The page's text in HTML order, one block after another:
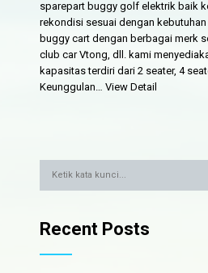
sparepart buggy golf elektrik baik
rekondisi sesuai dengan kebutuhan
buggy cart dengan berbagai merk
club car Vtong, dll. kami
kapasitas terdiri dari 2 seater, 4
Keunggulan…View Detail
Recent Posts